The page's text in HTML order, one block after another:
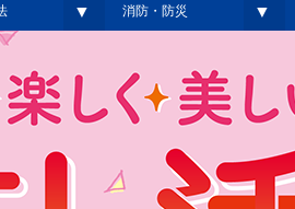
▼ 消防・防災 ▼